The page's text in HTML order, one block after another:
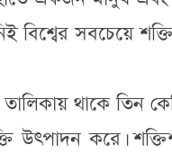
বিশ্বের সবচেয়ে
তালিকায় থাকে তিন
উৎপাদন করে।